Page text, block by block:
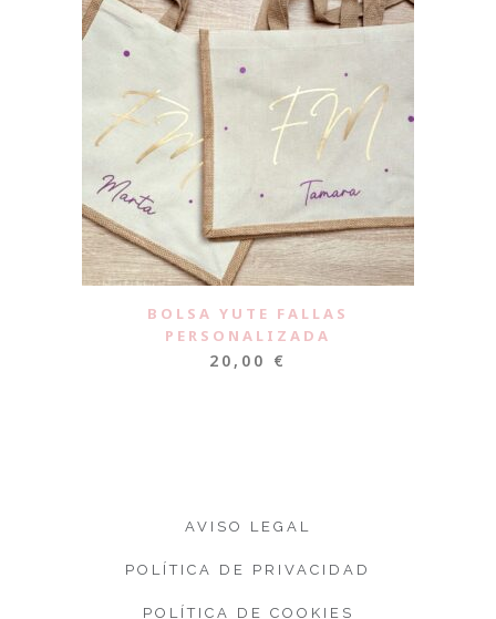
BOLSA YUTE FALLAS
PERSONALIZADA
20,00 €
AVISO LEGAL
POLÍTICA DE PRIVACIDAD
POLÍTICA DE COOKIES